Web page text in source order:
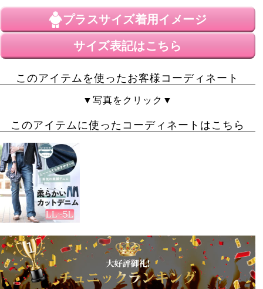
プラスサイズ着用イメージ
サイズ表記はこちら
このアイテムを使ったお客様コーディネート
▼写真をクリック▼
このアイテムに使ったコーディネートはこちら